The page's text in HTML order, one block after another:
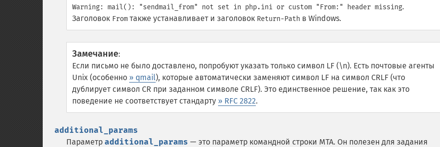
Warning: mail(): "sendmail_from" not set in php.ini or custom "From:" header missing.
Заголовок From также устанавливает и заголовок Return-Path в Windows.
Замечание:
Если письмо не было доставлено, попробуют указать только символ LF (\n). Есть почтовые агенты
Unix (особенно » qmail), которые автоматически заменяют символ LF на символ CRLF (что
дублирует символ CR при заданном символе CRLF). Это единственное решение, так как это
поведение не соответствует стандарту » RFC 2822.
additional_params
Параметр additional_params — это параметр командной строки MTA. Он полезен для задания